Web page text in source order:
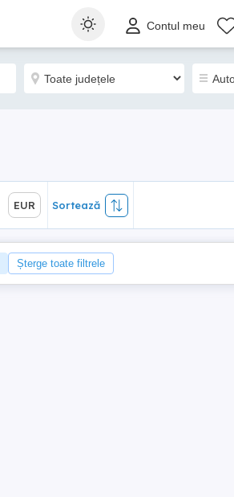
Contul meu
Sortează
EUR Sortează
Șterge toate filtrele